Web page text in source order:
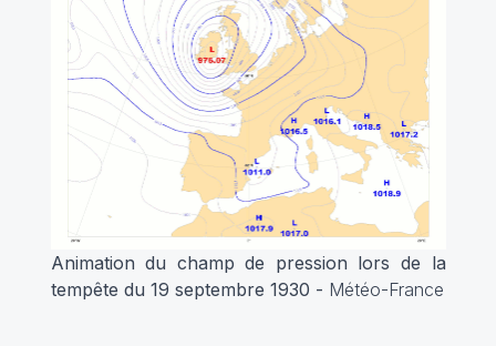
Animation du champ de pression lors de la
tempête du 19 septembre 1930 - Météo-France